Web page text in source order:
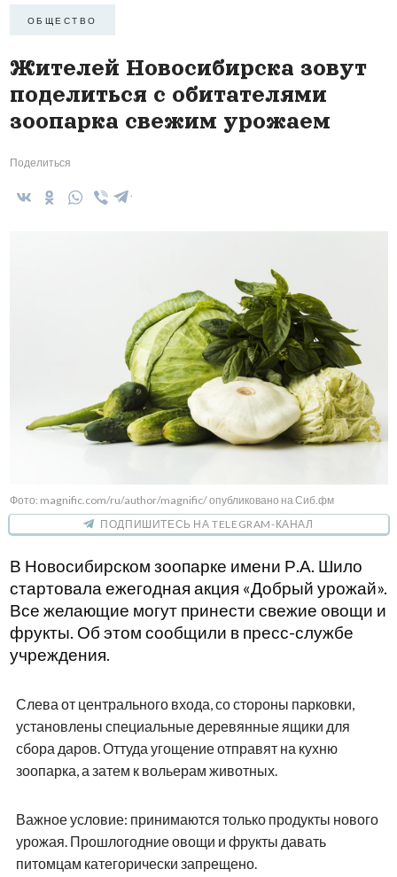
ОБЩЕСТВО
Жителей Новосибирска зовут
поделиться с обитателями
зоопарка свежим урожаем
Поделиться
Фото: magnific.com/ru/author/magnific/ опубликовано на Сиб.фм
ПОДПИШИТЕСЬ НА TELEGRAM-КАНАЛ
В Новосибирском зоопарке имени Р.А. Шило
стартовала ежегодная акция «Добрый урожай».
Все желающие могут принести свежие овощи и
фрукты. Об этом сообщили в пресс-службе
учреждения.
Слева от центрального входа, со стороны парковки,
установлены специальные деревянные ящики для
сбора даров. Оттуда угощение отправят на кухню
зоопарка, а затем к вольерам животных.
Важное условие: принимаются только продукты нового
урожая. Прошлогодние овощи и фрукты давать
питомцам категорически запрещено.